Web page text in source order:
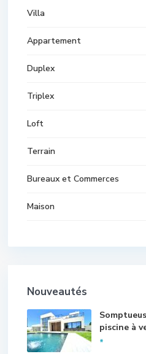
Villa
Appartement
Duplex
Triplex
Loft
Terrain
Bureaux et Commerces
Maison
Nouveautés
piscine à
*